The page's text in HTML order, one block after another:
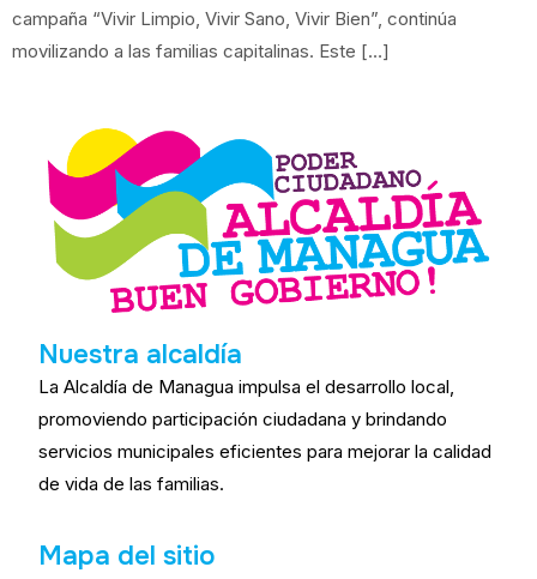
campaña “Vivir Limpio, Vivir Sano, Vivir Bien”, continúa
movilizando a las familias capitalinas. Este […]
Nuestra alcaldía
La Alcaldía de Managua impulsa el desarrollo local,
promoviendo participación ciudadana y brindando
servicios municipales eficientes para mejorar la calidad
de vida de las familias.
Mapa del sitio